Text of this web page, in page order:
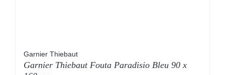
Garnier Thiebaut
Garnier Thiebaut Fouta Paradisio Bleu 90 x